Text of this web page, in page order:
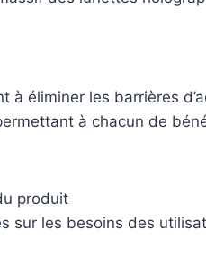
à éliminer les barrières
à chacun de
produit
les besoins des